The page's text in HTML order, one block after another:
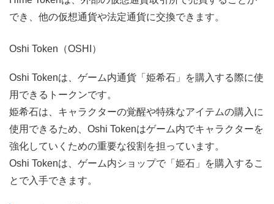
でき、他の仮想通貨や法定通貨に交換できます。
Oshi Token（OSHI）
Oshi Tokenは、ゲーム内通貨「姫希石」を購入する際に使
用できるトークンです。
姫希石は、キャラクターの覚醒や特殊なアイテムの購入に
使用できるため、Oshi Tokenはゲーム内でキャラクターを
強化していくための重要な役割を担っています。
Oshi Tokenは、ゲーム内ショップで「姫石」を購入するこ
とで入手できます。